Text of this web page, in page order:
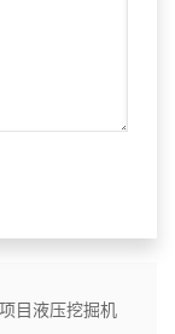
目液压挖掘机